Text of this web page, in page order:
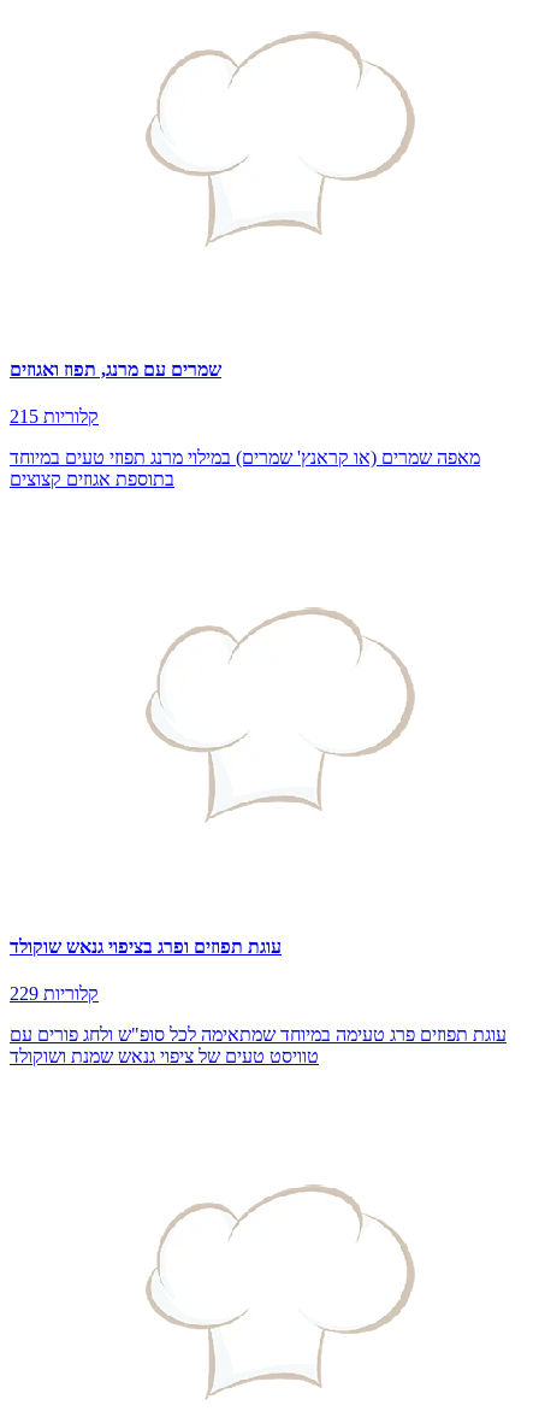
שמרים עם מרנג, תפוז ואגוזים
215 קלוריות
מאפה שמרים (או קראנץ' שמרים) במילוי מרנג תפוזי טעים במיוחד
בתוספת אגוזים קצוצים
עוגת תפוזים ופרג בציפוי גנאש שוקולד
229 קלוריות
עוגת תפוזים פרג טעימה במיוחד שמתאימה לכל סופ"ש ולחג פורים עם
טוויסט טעים של ציפוי גנאש שמנת ושוקולד